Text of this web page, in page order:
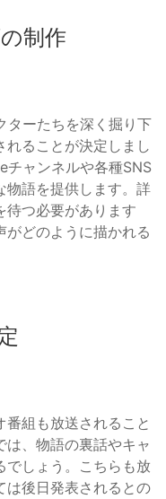
制作
ターたちを深く掘り下
れることが決定しまし
チャンネルや各種SNS
物語を提供します。詳
待つ必要があります
がどのように描かれる
組も放送されること
は、物語の裏話やキャ
でしょう。こちらも放
は後日発表されるとの